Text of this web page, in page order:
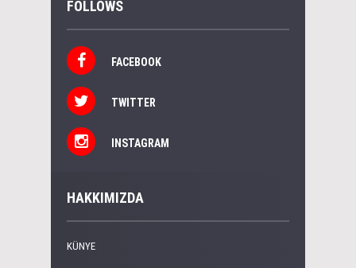
FOLLOWS
FACEBOOK
TWITTER
INSTAGRAM
HAKKIMIZDA
KÜNYE